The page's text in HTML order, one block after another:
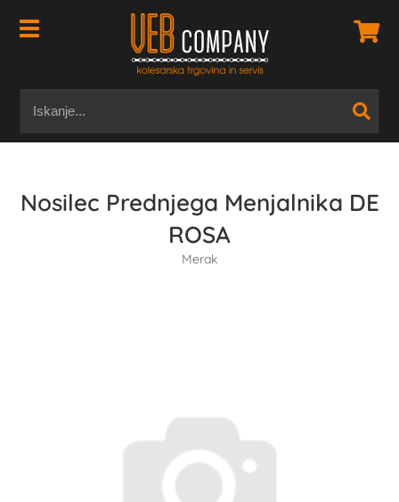
Nosilec Prednjega Menjalnika DE
ROSA
Merak